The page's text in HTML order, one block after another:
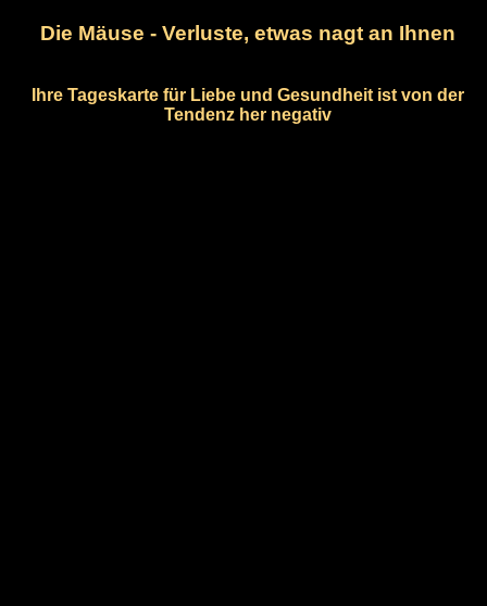
Die Mäuse - Verluste, etwas nagt an Ihnen
Ihre Tageskarte für Liebe und Gesundheit ist von der
Tendenz her negativ